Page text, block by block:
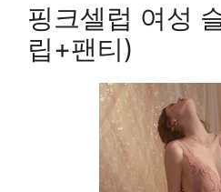
핑크셀럽 여성
립+팬티)